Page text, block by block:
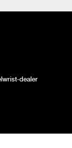
dealer